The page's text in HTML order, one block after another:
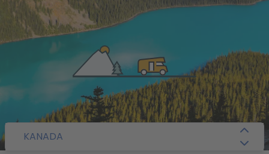
Camper-Guide/Kanada/ Fähren
KANADA